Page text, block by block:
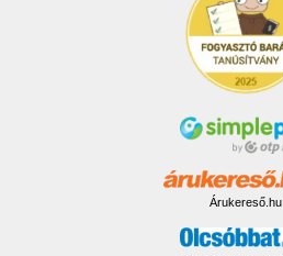
Árukereső.hu